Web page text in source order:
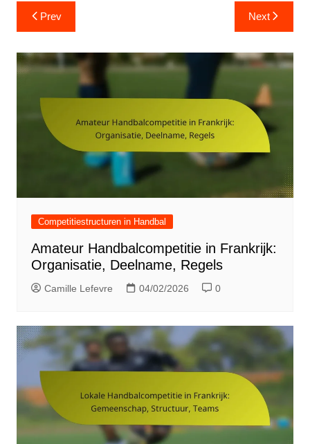
Post
navigation
Prev Next
Competitiestructuren in Handbal
Amateur Handbalcompetitie in Frankrijk:
Organisatie, Deelname, Regels
Camille Lefevre 04/02/2026 0